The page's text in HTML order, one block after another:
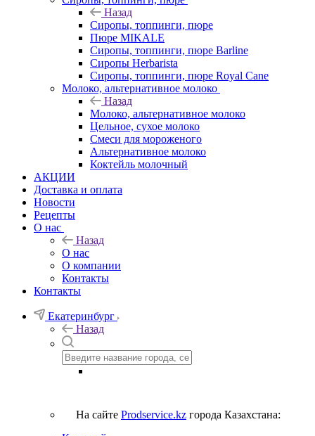
Назад
Сиропы, топпинги, пюре
Пюре MIKALE
Сиропы, топпинги, пюре Barline
Сиропы Herbarista
Сиропы, топпинги, пюре Royal Cane
Молоко, альтернативное молоко
Назад
Молоко, альтернативное молоко
Цельное, сухое молоко
Смеси для мороженого
Альтернативное молоко
Коктейль молочный
АКЦИИ
Доставка и оплата
Новости
Рецепты
О нас
Назад
О нас
О компании
Контакты
Контакты
Екатеринбург
Назад
На сайте Prodservice.kz города Казахстана: